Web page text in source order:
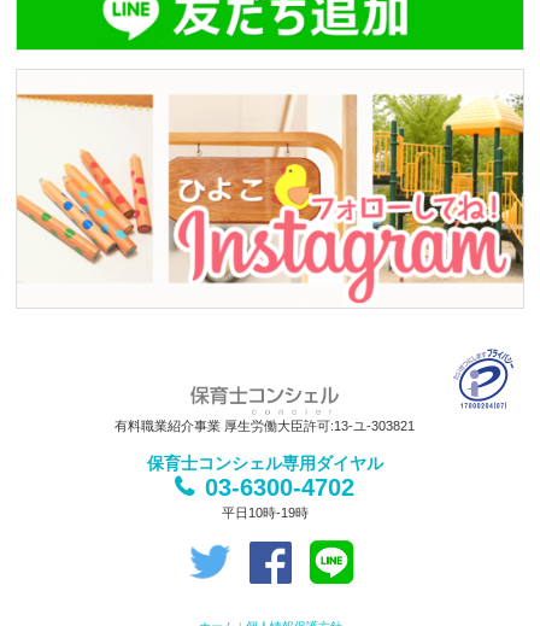
有料職業紹介事業 厚生労働大臣許可:13-ユ-303821
保育士コンシェル専用ダイヤル
03-6300-4702
平日10時-19時